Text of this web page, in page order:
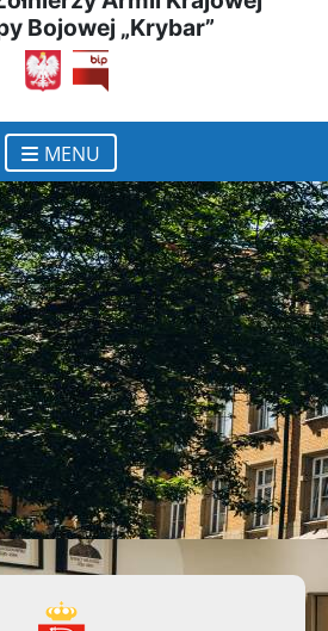
Bojowej „Krybar”
otwiera się w nowym
MENU